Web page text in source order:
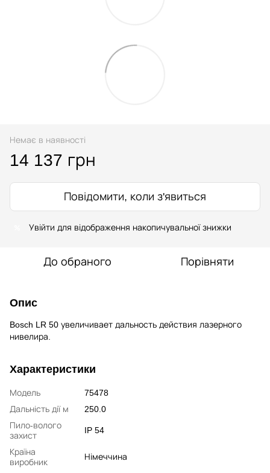
Немає в наявності
14 137 грн
Повідомити, коли з'явиться
Увійти для відображення накопичувальної знижки
До обраного Порівняти
Опис
Bosch LR 50 увеличивает дальность действия лазерного
нивелира.
Характеристики
Модель
75478
Дальність дії м
250.0
Пило-волого
захист
IP 54
Країна
виробник
Німеччина